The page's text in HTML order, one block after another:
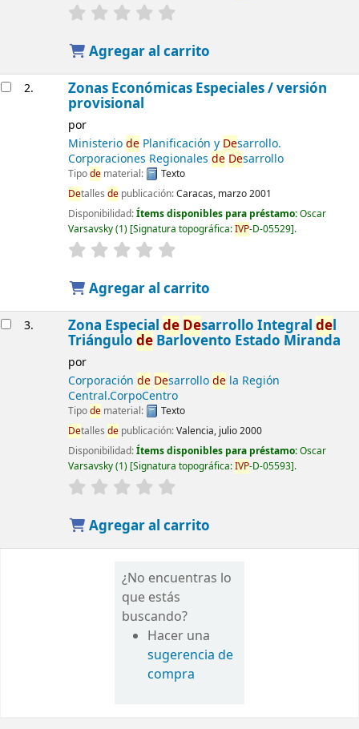
Agregar al carrito
2. Zonas Económicas Especiales / versión
provisional
por
MinisteriodePlanificación y Desarrollo.
Corporaciones Regionales de Desarrollo
Tipodematerial:
Texto
Detalles depublicación:Caracas, marzo 2001
Disponibilidad:Ítems disponibles para préstamo:Oscar
Varsavsky(1) Signatura topográfica:IVP-D-05529 .
Agregar al carrito
3. Zona Especial de Desarrollo Integral del
Triángulo deBarlovento Estado Miranda
por
Corporación de Desarrollodela Región
Central.CorpoCentro
Tipodematerial:
Texto
Detalles depublicación:Valencia, julio 2000
Disponibilidad:Ítems disponibles para préstamo:Oscar
Varsavsky(1) Signatura topográfica:IVP-D-05593 .
Agregar al carrito
¿No encuentras lo
que estás
buscando?
Hacer una
sugerencia de
compra